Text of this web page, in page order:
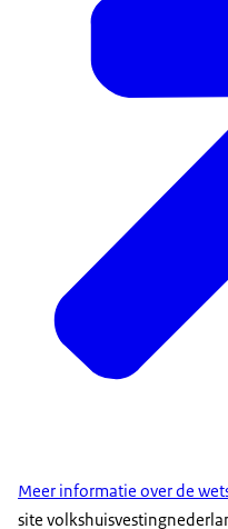
Meer informatie over de
site